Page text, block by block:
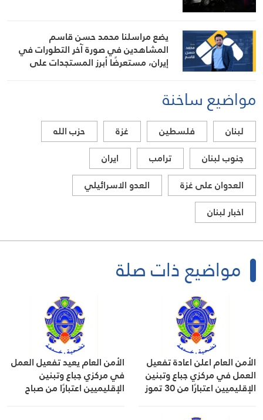
يضع مراسلنا محمد حسن قاسم
المشاهدين في صورة آخر التطورات في
إيران، مستعرضًا أبرز المستجدات على
الصلة بالشأنين الداخلي والإقليميمواضيع ساخنة
لبنان فلسطين غزة
حزب الله
جنوب لبنان
ترامب
ايران
العدوان على غزة
العدو الاسرائيلي
اخبار لبنان
مواضيع ذات صلة
الأمن العام اعلن اعادة تفعيل
العمل في مركزي جباع وتبنين
الإقليميين اعتبارًا من 30 تموز
الأمن العام يعيد تفعيل العمل
في مركزي جباع وتبنين
الإقليميين اعتبارًا من صباح